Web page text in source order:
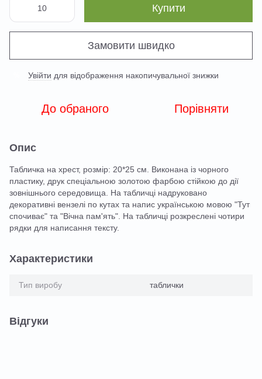
Купити
Замовити швидко
Увійти для відображення накопичувальної знижки
До обраного Порівняти
Опис
Табличка на хрест, розмір: 20*25 см. Виконана із чорного
пластику, друк спеціальною золотою фарбою стійкою до дії
зовнішнього середовища. На табличці надруковано
декоративні вензелі по кутах та напис українською мовою "Тут
спочиває" та "Вічна пам'ять". На табличці розкреслені чотири
рядки для написання тексту.
Характеристики
Тип виробу таблички
Відгуки